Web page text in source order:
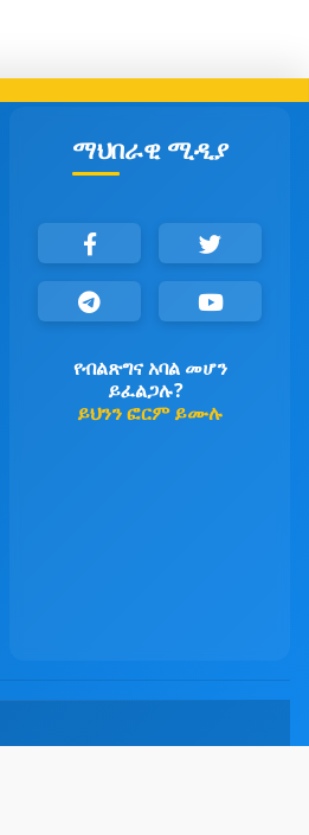
ማህበራዊ ሚዲያ
የብልጽግና አባል መሆን
ይፈልጋሉ?
ይህንን ፎርም ይሙሉ